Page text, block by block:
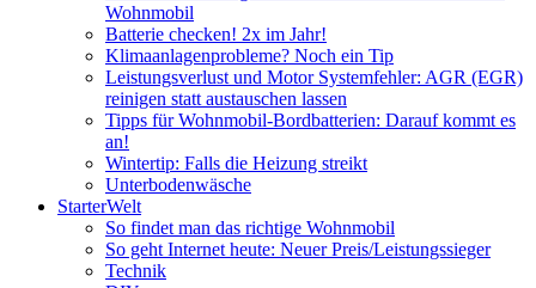
Wohnmobil
Batterie checken! 2x im Jahr!
Klimaanlagenprobleme? Noch ein Tip
Leistungsverlust und Motor Systemfehler: AGR (EGR)
reinigen statt austauschen lassen
Tipps für Wohnmobil-Bordbatterien: Darauf kommt es
an!
Wintertip: Falls die Heizung streikt
Unterbodenwäsche
StarterWelt
So findet man das richtige Wohnmobil
So geht Internet heute: Neuer Preis/Leistungssieger
Technik